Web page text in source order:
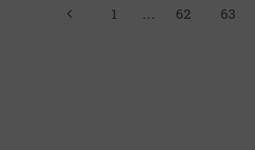
1 … 62 63